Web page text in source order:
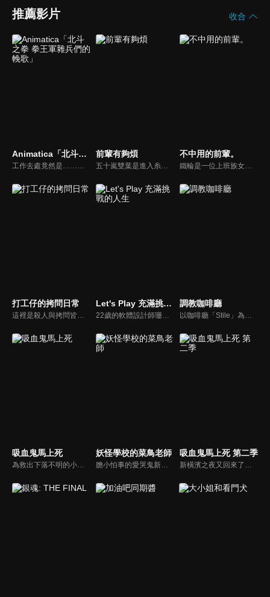
推薦影片 收合
Animatica「北斗之拳 拳王軍雜兵們的輓歌」
工作去處竟然是……拳王軍。199X 年，被核之炎吞噬的世界，光是活下去就已經是件苦差事。在那樣的時代，主角諾布找到的工作，竟然是那個「拳王軍」！在一個死亡人數比應徵者還多、危險度爆表的職場裡，諾布究竟能活到什麼時候……！？從裝扮成老太婆的雜魚小嘍囉、卡珊德拉的典獄長威格爾，到聖帝軍裡那個喊著「污物要消毒！！」的人等等，各式各樣個性鮮明的雜魚們將接連登場！！ 雜魚們死翻天的爆笑喜劇☆正式開幕！！
前輩有夠煩
五十嵐雙葉是進入糸卷商社第二年，希望能盡早獨當一面的新人。武田晴海則是行事雖然有些粗野，但很會照顧人的前輩。雙葉在和武田前輩相處時雖然有時會覺得他很煩，不過其實有時又會感到有點開心，可是有時又真的覺得很煩…。描寫努力奮鬥的社會人的日常戀愛喜劇終於迎來期盼已久的動畫化！
不中用的前輩。
鐵輪是一位上班族女性，​在公司裡，她得到的評價是「明明長得這麼漂亮，卻又嚴厲又可怕，很難相處。」不擅長與人交際的她，被指派為今年新進員工「龜川」的指導員。為了龜川，鐵輪努力扮演好指導員的角色，然而……
打工仔的拷問日常
這裡是殺人與拷問皆被合法化的世界，在拷問公司打工的賽羅與前輩時宇，迎來新人米克與休，度過快樂又忙碌的拷問日常，溫馨悠閒的日常與驚悚拷問的反差將相繼使人中毒！觸動您的怪癖、帶點黑色幽默的職場喜劇☆
Let's Play 充滿挑戰的人生
22歲的軟體設計師珊姆·楊，學生時代完全沉浸在遊戲設計中，充滿自信地上架了冒險解謎遊戲。超人氣遊戲直播主馬歇爾·羅卻對這款遊戲給予嚴厲批評。而馬歇爾竟然搬到了珊姆的隔壁！以跟馬歇爾認識為契機，珊姆和公司的上司查爾斯·瓊斯，常去的咖啡店店員林克·哈德森等人的關係開始慢慢產生變化。
調教咖啡廳
以咖啡廳「Stile」為舞台，講述店員之間的交流。新人店員莓香來到了有著傲嬌、妹系等各種「屬性」的Stile，而且被店長指派的是「虐待狂」的S屬性？努力工作的同時，剛好來的客人M屬性很多，意外地讓「虐待狂」才能漸漸開花……充滿歡樂的打工由此展開！
吸血鬼馬上死
為救出下落不明的小孩，吸血鬼獵人羅納德動身前往吸血鬼德拉克的城堡。沒想到德拉克的真面目竟然是個灰飛煙滅的頻率高得嚇人、稀世罕見的超級雜魚吸血鬼！經過一番死鬥（？）後，德拉克的城堡大崩塌並化成了一堆瓦礫！天生勞碌命的羅納德與史上最弱的吸血鬼德拉克以及犰狳裘恩，超嗨的吸血鬼即死搞笑劇現在開始！
妖怪學校的菜鳥老師
膽小怕事的愛哭鬼新人教師安倍晴明，雖然成為了憧憬的教師，但好日子馬上就到頭了！他所赴任的學校是一所妖怪學校！不中用的人類教師和妖怪學生們的奇妙學園劇場。愉快！痛快！妖怪輕喜劇！授課開始！
吸血鬼馬上死 第二季
新橫濱之夜又回來了！因為某些機緣而成為搭檔的吸血鬼獵人羅納德與超絕雜魚吸血鬼德拉克，然後別忘了可愛的犰狳裘恩！持續在每個夜晚不斷上演的搞笑rush，隨著秋天書店的新刺客參戰，大家熟悉的笨蛋與變態們又將齊聚大鬧，而德拉克還是一如往常地會化為塵土！